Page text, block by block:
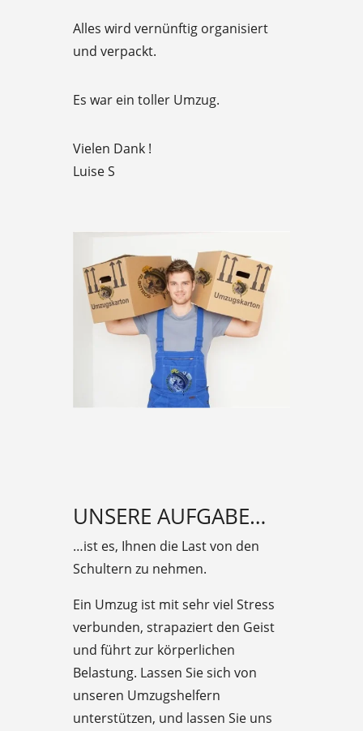
t
o
5
Alles wird vernünftig organisiert
und verpackt.
Es war ein toller Umzug.
Vielen Dank !
Luise S
UNSERE AUFGABE…
…ist es, Ihnen die Last von den
Schultern zu nehmen.
Ein Umzug ist mit sehr viel Stress
verbunden, strapaziert den Geist
und führt zur körperlichen
Belastung. Lassen Sie sich von
unseren Umzugshelfern
unterstützen, und lassen Sie uns